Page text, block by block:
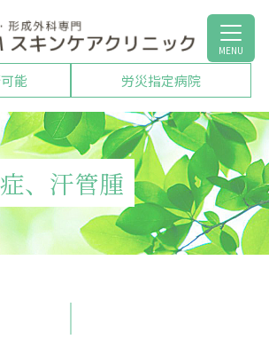
可能 労災指定病院
MENU
、汗管腫